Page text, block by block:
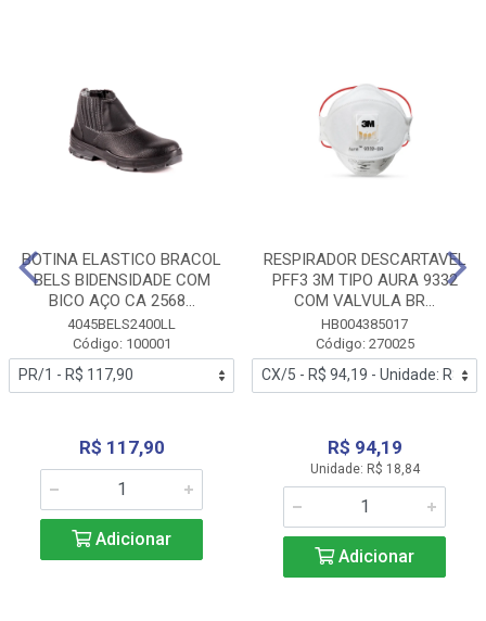
BOTINA ELASTICO BRACOL
BELS BIDENSIDADE COM
BICO AÇO CA 2568...
4045BELS2400LL
Código: 100001
R$ 117,90
Adicionar
RESPIRADOR DESCARTAVEL
PFF3 3M TIPO AURA 9332
COM VALVULA BR...
HB004385017
Código: 270025
R$ 94,19
Unidade: R$ 18,84
Adicionar